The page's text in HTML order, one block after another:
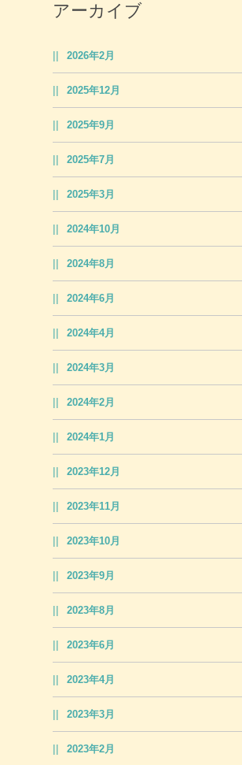
アーカイブ
2026年2月
2025年12月
2025年9月
2025年7月
2025年3月
2024年10月
2024年8月
2024年6月
2024年4月
2024年3月
2024年2月
2024年1月
2023年12月
2023年11月
2023年10月
2023年9月
2023年8月
2023年6月
2023年4月
2023年3月
2023年2月